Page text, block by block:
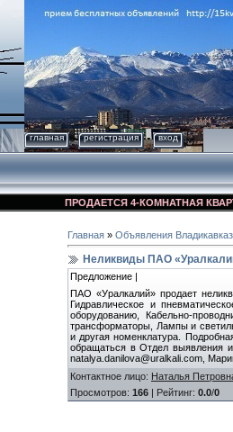
главная регистрация вход
ПРОДАЕТСЯ 4-КОМНАТНАЯ
Главная » Объявления
Неликвиды ПАО
Предложение |
ПАО «Уралкалий» продает
Гидравлическое и
оборудованию, Кабельно-
трансформаторы, Лампы и
и другая номенклатура.
обращаться в Отдел выявления
natalya.danilova@uralkali.com,
Контактное лицо: Наталья
Просмотров: 166 | Рейтинг: 0.0/0